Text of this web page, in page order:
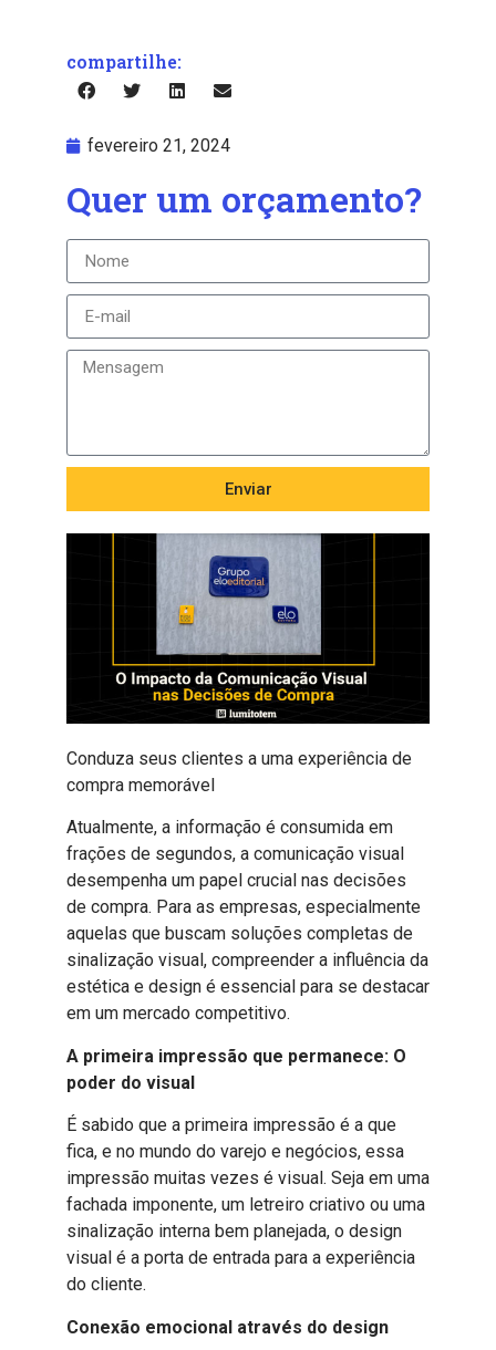
compartilhe:
fevereiro 21, 2024
Quer um orçamento?
Enviar
Conduza seus clientes a uma experiência de
compra memorável
Atualmente, a informação é consumida em
frações de segundos, a comunicação visual
desempenha um papel crucial nas decisões
de compra. Para as empresas, especialmente
aquelas que buscam soluções completas de
sinalização visual, compreender a influência da
estética e design é essencial para se destacar
em um mercado competitivo.
A primeira impressão que permanece: O
poder do visual
É sabido que a primeira impressão é a que
fica, e no mundo do varejo e negócios, essa
impressão muitas vezes é visual. Seja em uma
fachada imponente, um letreiro criativo ou uma
sinalização interna bem planejada, o design
visual é a porta de entrada para a experiência
do cliente.
Conexão emocional através do design